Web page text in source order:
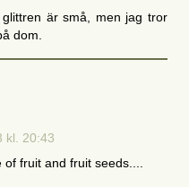
är små, men jag tror
dom.
kl. 20:43
fruit and fruit seeds....